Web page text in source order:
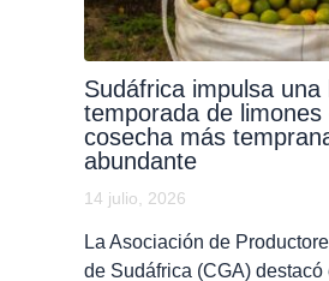
Sudáfrica impulsa una
temporada de limones
cosecha más
abundante
14 julio, 2026
La Asociación de
de Sudáfrica (CGA) destacó